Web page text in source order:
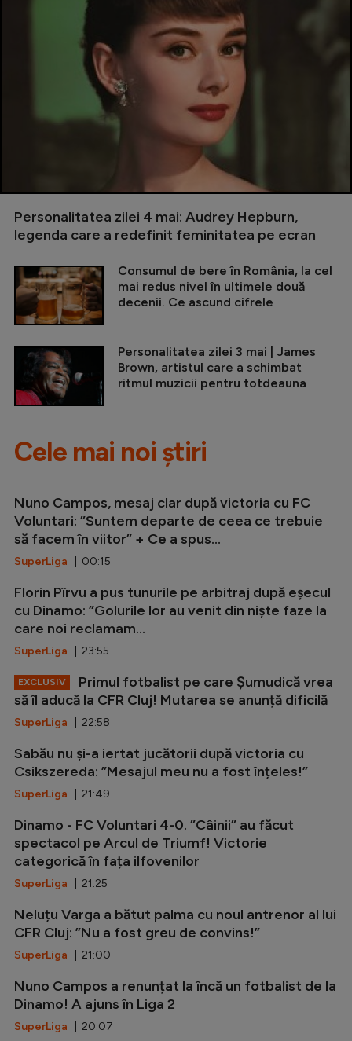
Personalitatea zilei 4 mai: Audrey Hepburn,
legenda care a redefinit feminitatea pe ecran
Consumul de bere în România, la cel
mai redus nivel în ultimele două
decenii. Ce ascund cifrele
Personalitatea zilei 3 mai | James
Brown, artistul care a schimbat
ritmul muzicii pentru totdeauna
Cele mai noi știri
Nuno Campos, mesaj clar după victoria cu FC
Voluntari: ”Suntem departe de ceea ce trebuie
să facem în viitor” + Ce a spus...
SuperLiga | 00:15
Florin Pîrvu a pus tunurile pe arbitraj după eșecul
cu Dinamo: ”Golurile lor au venit din niște faze la
care noi reclamam...
SuperLiga | 23:55
EXCLUSIV
Primul fotbalist pe care Șumudică vrea
să îl aducă la CFR Cluj! Mutarea se anunță dificilă
SuperLiga | 22:58
Sabău nu și-a iertat jucătorii după victoria cu
Csikszereda: ”Mesajul meu nu a fost înțeles!”
SuperLiga | 21:49
Dinamo - FC Voluntari 4-0. ”Câinii” au făcut
spectacol pe Arcul de Triumf! Victorie
categorică în fața ilfovenilor
SuperLiga | 21:25
Neluțu Varga a bătut palma cu noul antrenor al lui
CFR Cluj: ”Nu a fost greu de convins!”
SuperLiga | 21:00
Nuno Campos a renunțat la încă un fotbalist de la
Dinamo! A ajuns în Liga 2
SuperLiga | 20:07